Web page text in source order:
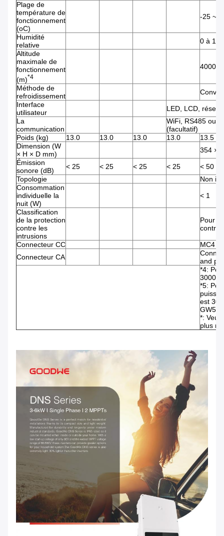
Plage de
température de
fonctionnement
(oC)
-25 ~
Humidité
relative
0 à
Altitude
maximale de
fonctionnement
(m)*4
4000
Méthode de
refroidissement
Interface
utilisateur
LED, LCD,
La
communication
WiFi, RS485 ou
(facultatif)
Poids (kg)
13.0 13.0 13.0 13.0
13.5
Dimension (W
× H × D mm)
354 ×
Émission
sonore (dB)
< 25 < 25 < 25 < 25
< 50
Topologie
Non
Consommation
individuelle la
nuit (W)
< 1
Classification
de la protection
contre les
intrusions
Pour
contre
Connecteur CC
MC4
Connecteur CA
and
*4:
3000.
*5:
est
*:
plus